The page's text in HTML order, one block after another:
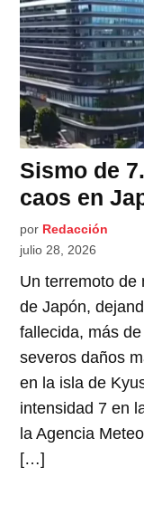
Sismo de
caos en
por Redacción
julio 28, 2026
Un terremoto de
de Japón,
fallecida, más
severos daños
en la isla de
intensidad 7 en
la Agencia
[…]